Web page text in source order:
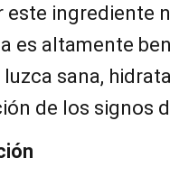
este ingrediente
es altamente
luzca sana,
de los signos